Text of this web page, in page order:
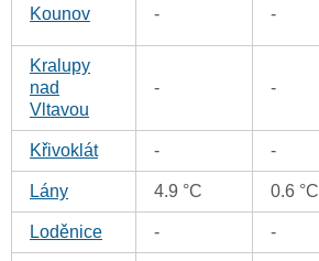
Kounov - -
Kralupy
nad
Vltavou
- -
Křivoklát - -
Lány 4.9 °C 0.6 °C
Loděnice - -